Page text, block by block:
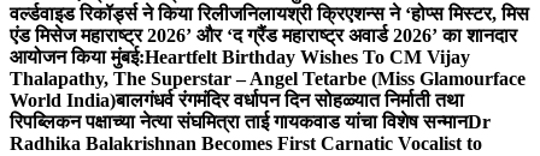
वर्ल्डवाइड रिकॉर्ड्स ने किया रिलीजनिलायश्री क्रिएशन्स ने ‘होप्स मिस्टर, मिस
एंड मिसेज महाराष्ट्र 2026’ और ‘द ग्रैंड महाराष्ट्र अवार्ड 2026’ का शानदार
आयोजन किया मुंबई:Heartfelt Birthday Wishes To CM Vijay
Thalapathy, The Superstar – Angel Tetarbe (Miss Glamourface
World India)बालगंधर्व रंगमंदिर वर्धापन दिन सोहळ्यात निर्माती तथा
रिपब्लिकन पक्षाच्या नेत्या संघमित्रा ताई गायकवाड यांचा विशेष सन्मानDr
Radhika Balakrishnan Becomes First Carnatic Vocalist to